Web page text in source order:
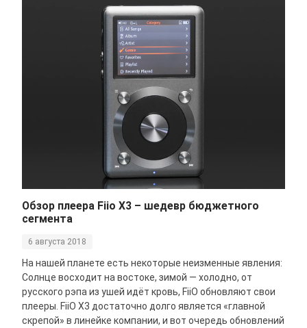
Обзор плеера Fiio X3 – шедевр бюджетного
сегмента
6 августа 2018
На нашей планете есть некоторые неизменные явления:
Солнце восходит на востоке, зимой — холодно, от
русского рэпа из ушей идёт кровь, FiiO обновляют свои
плееры. FiiO X3 достаточно долго является «главной
скрепой» в линейке компании, и вот очередь обновлений